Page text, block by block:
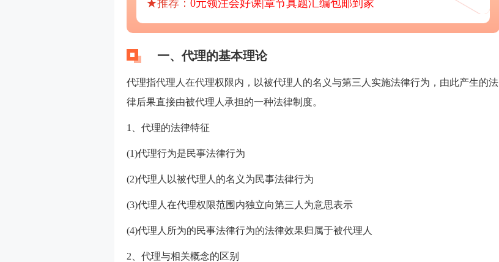
★推荐： 0元领注会好课|章节真题汇编包邮到家
一、代理的基本理论
代理指代理人在代理权限内，以被代理人的名义与第三人实施法律行为，由此产生的法
律后果直接由被代理人承担的一种法律制度。
1、代理的法律特征
(1)代理行为是民事法律行为
(2)代理人以被代理人的名义为民事法律行为
(3)代理人在代理权限范围内独立向第三人为意思表示
(4)代理人所为的民事法律行为的法律效果归属于被代理人
2、代理与相关概念的区别